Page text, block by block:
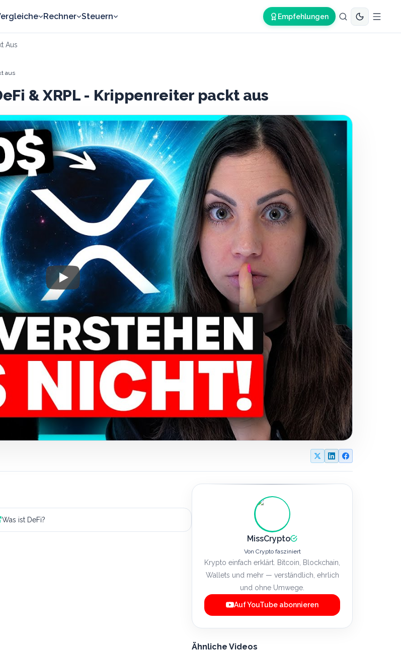
Rechner Steuern Empfehlungen
Aus
aus
& XRPL - Krippenreiter packt aus
Was ist DeFi?
MissCrypto
Von Crypto fasziniert
Krypto einfach erklärt. Bitcoin, Blockchain,
Wallets und mehr — verständlich, ehrlich
und ohne Umwege.
Auf YouTube abonnieren
Ähnliche Videos